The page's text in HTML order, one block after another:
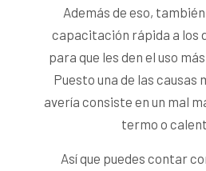
Además de eso,
capacitación rápida a los
para que les den el uso
Puesto una de las causas
avería consiste en un mal
termo o
Así que puedes contar